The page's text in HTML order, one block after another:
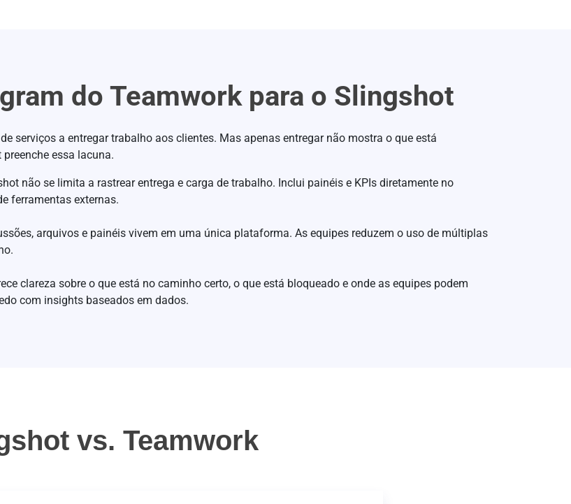
do Teamwork para o Slingshot
serviços a entregar trabalho aos clientes. Mas apenas entregar não mostra o que está
essa lacuna.
não se limita a rastrear entrega e carga de trabalho. Inclui painéis e KPIs diretamente no
ferramentas externas.
arquivos e painéis vivem em uma única plataforma. As equipes reduzem o uso de múltiplas
clareza sobre o que está no caminho certo, o que está bloqueado e onde as equipes podem
com insights baseados em dados.
vs. Teamwork